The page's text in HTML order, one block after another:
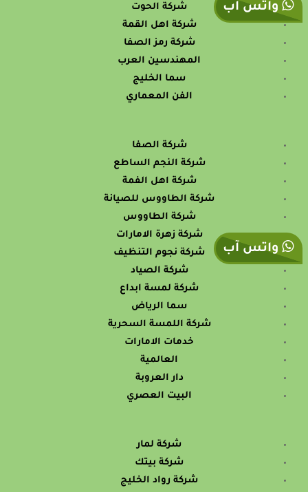
واتس آب
واتس آب
شركة الحوت
شركة اهل القمة
شركة رمز الصفا
المهندسين العرب
سما الخليج
الفن المعماري
شركة الصفا
شركة النجم الساطع
شركة اهل الفمة
شركة الطاووس للصيانة
شركة الطاووس
شركة زهرة الامارات
شركة نجوم التنظيف
شركة الصياد
شركة لمسة ابداع
سما الرياض
شركة اللمسة السحرية
خدمات الامارات
العالمية
دار العروبة
البيت العصري
شركة لمار
شركة بيتك
شركة رواد الخليج